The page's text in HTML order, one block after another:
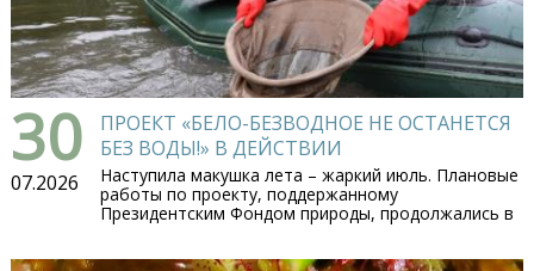
30
07.2026
ПРОЕКТ «БЕЛО-БЕЗВОДНОЕ НЕ ОСТАНЕТСЯ
БЕЗ ВОДЫ!» В ДЕЙСТВИИ
Наступила макушка лета – жаркий июль. Плановые
работы по проекту, поддержанному
Президентским Фондом природы, продолжались в